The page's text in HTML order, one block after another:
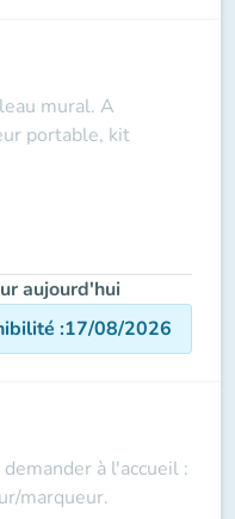
mural. A
portable, kit
aujourd'hui
:17/08/2026
à l'accueil :
marqueur.